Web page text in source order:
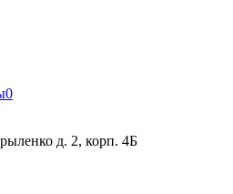
0
д. 2, корп. 4Б